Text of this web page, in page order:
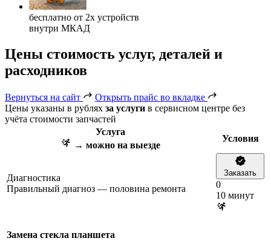
бесплатно от 2х устройств
внутри МКАД
Цены стоимость услуг, деталей и
расходников
Вернуться на сайт
Открыть прайс во вкладке
Цены указаны в рублях за услуги в сервисном центре без
учёта стоимости запчастей
Услуга
→ можно на выезде
Условия
Диагностика
Правильный диагноз — половина ремонта
Заказать
0
10 минут
Замена стекла планшета